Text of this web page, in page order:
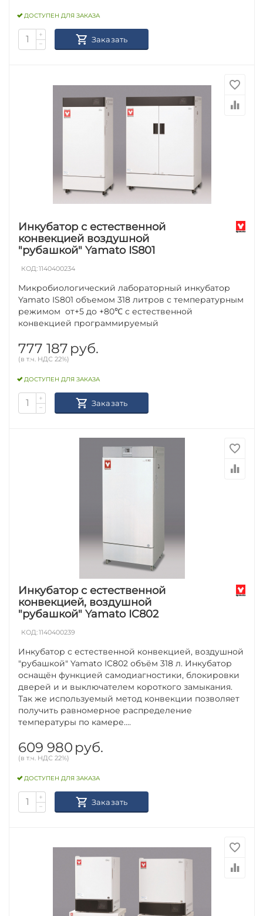
ДОСТУПЕН ДЛЯ ЗАКАЗА
+
−
Заказать
Инкубатор с естественной
конвекцией воздушной
"рубашкой" Yamato IS801
КОД:1140400234
Микробиологический лабораторный инкубатор
Yamato IS801 объемом 318 литров с температурным
режимом от+5 до +80℃ с естественной
конвекцией программируемый
777 187 руб.
(в т.ч. НДС 22%)
ДОСТУПЕН ДЛЯ ЗАКАЗА
+
−
Заказать
Инкубатор с естественной
конвекцией, воздушной
"рубашкой" Yamato IC802
КОД:1140400239
Инкубатор с естественной конвекцией, воздушной
"рубашкой" Yamato IC802 объём 318 л. Инкубатор
оснащён функцией самодиагностики, блокировки
дверей и и выключателем короткого замыкания.
Так же используемый метод конвекции позволяет
получить равномерное распределение
температуры по камере....
609 980 руб.
(в т.ч. НДС 22%)
ДОСТУПЕН ДЛЯ ЗАКАЗА
+
−
Заказать